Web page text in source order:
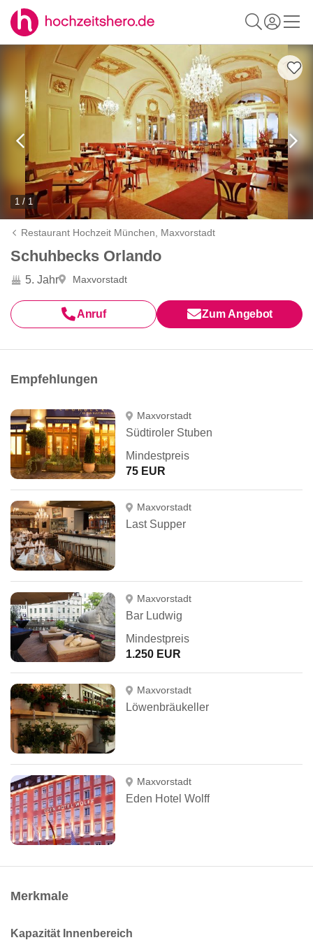
1 / 1
Restaurant Hochzeit München, Maxvorstadt
Schuhbecks Orlando
5. Jahr Maxvorstadt
Anruf Zum Angebot
Empfehlungen
Maxvorstadt
Südtiroler Stuben
Mindestpreis
75 EUR
Maxvorstadt
Last Supper
Maxvorstadt
Bar Ludwig
Mindestpreis
1.250 EUR
Maxvorstadt
Löwenbräukeller
Maxvorstadt
Eden Hotel Wolff
Merkmale
Kapazität Innenbereich